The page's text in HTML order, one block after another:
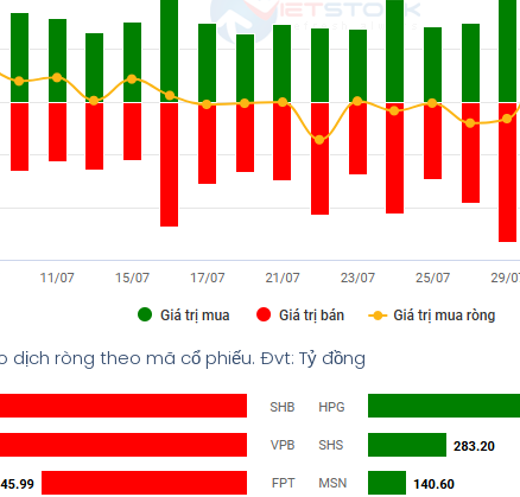
dịch ròng theo mã cổ phiếu. Đvt: Tỷ đồng